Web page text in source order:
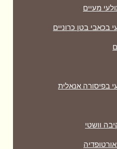
מעיים
בכאבי בטן כרוניים
בפיסורה אנאלית
וושטי